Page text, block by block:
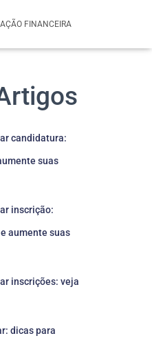
FINANCEIRA
candidatura:
suas
inscrição:
aumente suas
inscrições: veja
dicas para